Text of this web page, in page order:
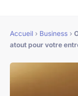
Accueil › Business ›
atout pour votre